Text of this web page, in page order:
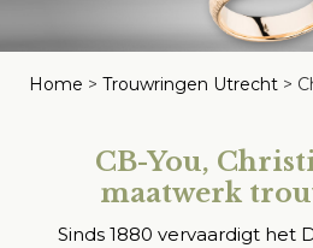
Home > Trouwringen Utrecht >
CB-You,
maatwerk
Sinds 1880 vervaardigt het